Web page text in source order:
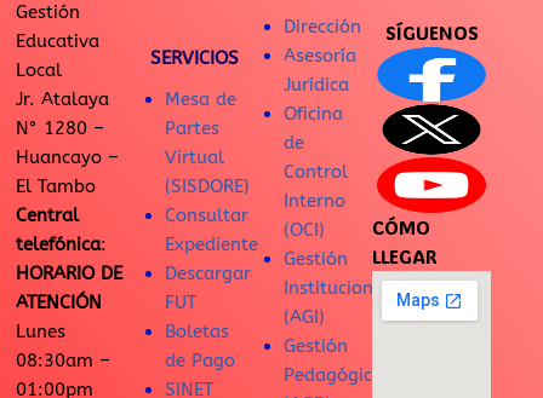
Gestión
Educativa
Local
Jr. Atalaya
N° 1280 –
Huancayo –
El Tambo
Central
telefónica:
HORARIO DE
ATENCIÓN
Lunes
08:30am –
01:00pm
SERVICIOS
Mesa de
Partes
Virtual
(SISDORE)
Consultar
Expediente
Descargar
FUT
Boletas
de Pago
SINET
Dirección
Asesoría
Jurídica
Oficina
de
Control
Interno
(OCI)
Gestión
Institucional
(AGI)
Gestión
Pedagógica
SÍGUENOS
CÓMO
LLEGAR